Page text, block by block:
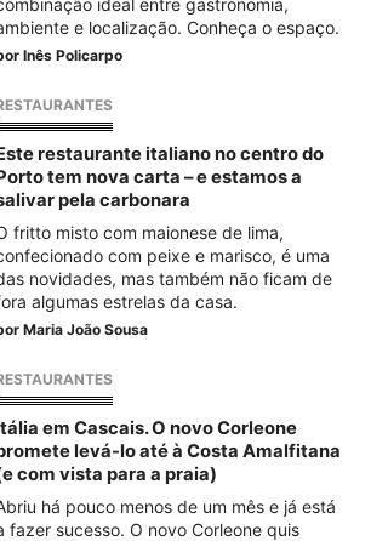
ideal entre gastronomia,
e localização. Conheça o espaço.
Inês Policarpo
restaurante italiano no centro do
tem nova carta – e estamos a
pela carbonara
fritto misto com maionese de lima,
com peixe e marisco, é uma
novidades, mas também não ficam de
algumas estrelas da casa.
Maria João Sousa
em Cascais. O novo Corleone
levá-lo até à Costa Amalfitana
com vista para a praia)
há pouco menos de um mês e já está
fazer sucesso. O novo Corleone quis